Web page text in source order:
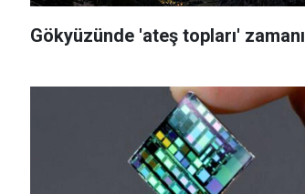
Gökyüzünde 'ateş topları' zamanı